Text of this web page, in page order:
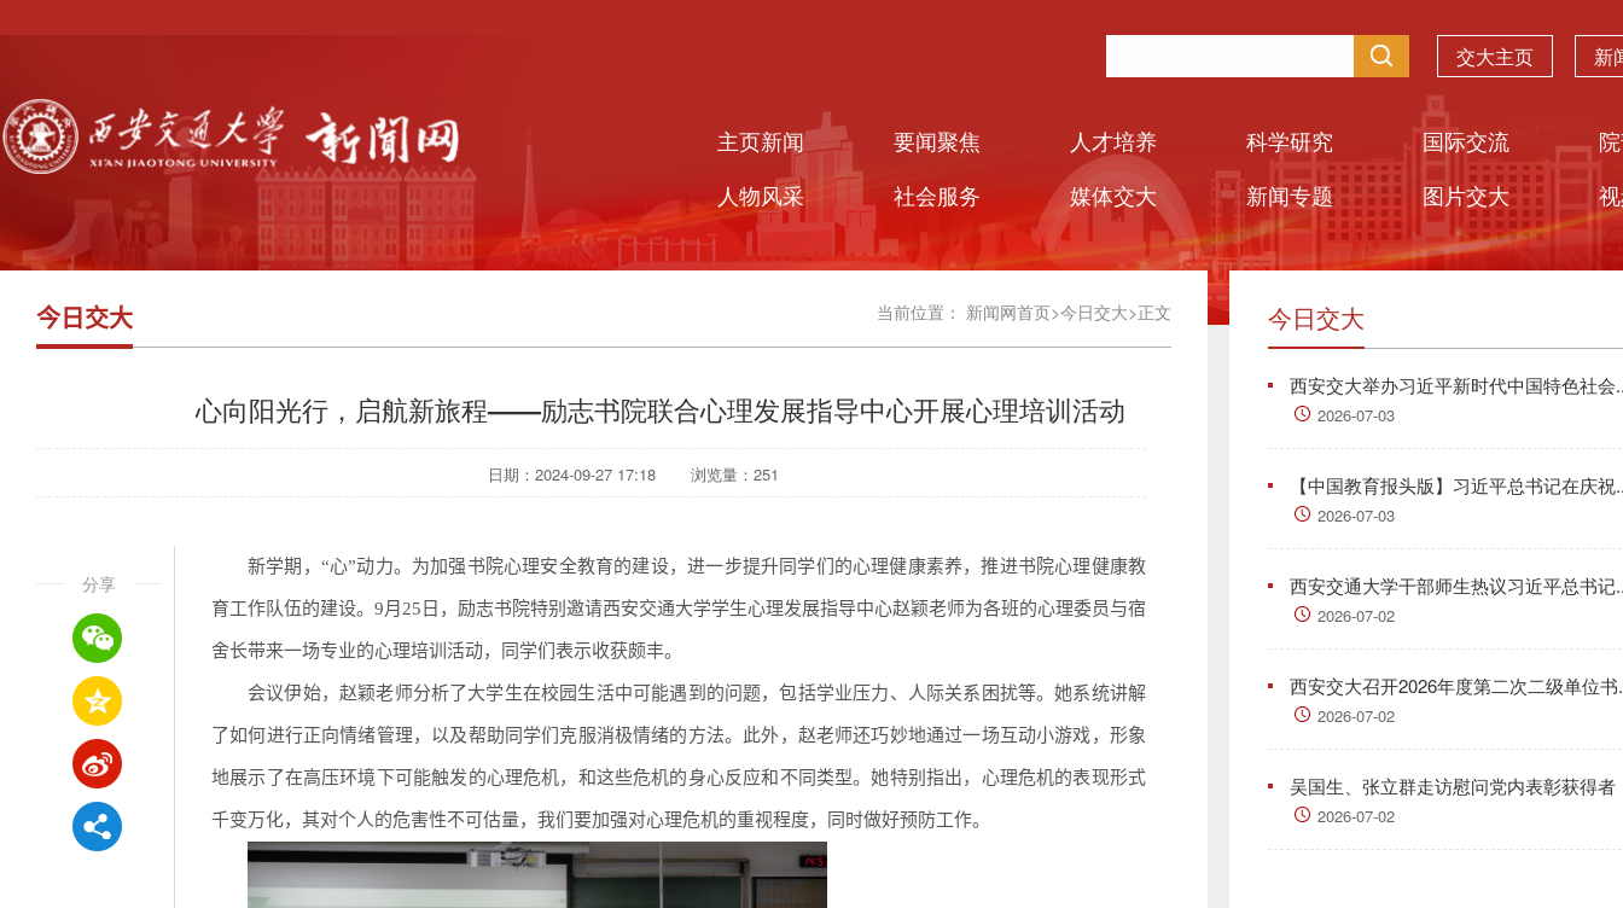
交大主页 新
主页新闻 要闻聚焦 人才培养 科学研究 国际交流
人物风采
社会服务 媒体交大 新闻专题 图片交大
当前位置： 新闻网首页>今日交大>正文
今日交大
分享
心向阳光行，启航新旅程——励志书院联合心理发展指导中心开展心理培训活动
日期：2024-09-27 17:18 浏览量： 251
新学期，“心”动力。为加强书院心理安全教育的建设，进一步提升同学们的心理健康素养，推进书院心理健康教
育工作队伍的建设。9月25日，励志书院特别邀请西安交通大学学生心理发展指导中心赵颖老师为各班的心理委员与宿
舍长带来一场专业的心理培训活动，同学们表示收获颇丰。
会议伊始，赵颖老师分析了大学生在校园生活中可能遇到的问题，包括学业压力、人际关系困扰等。她系统讲解
了如何进行正向情绪管理，以及帮助同学们克服消极情绪的方法。此外，赵老师还巧妙地通过一场互动小游戏，形象
地展示了在高压环境下可能触发的心理危机，和这些危机的身心反应和不同类型。她特别指出，心理危机的表现形式
千变万化，其对个人的危害性不可估量，我们要加强对心理危机的重视程度，同时做好预防工作。
今日交大
西安交大举办习近平新时代中国特色社会
2026-07-03
【中国教育报头版】习近平总书记在庆祝
2026-07-03
西安交通大学干部师生热议习近平总书记
2026-07-02
西安交大召开2026年度第二次二级单位书
2026-07-02
吴国生、张立群走访慰问党内表彰获得者
2026-07-02